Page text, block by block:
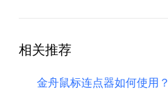
相关推荐
金舟鼠标连点器如何使用？